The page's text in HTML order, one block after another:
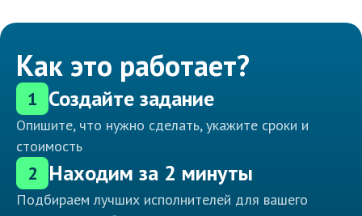
Как это работает?
1 Создайте задание
Опишите, что нужно сделать, укажите сроки и
стоимость
2 Находим за 2 минуты
Подбираем лучших исполнителей для вашего